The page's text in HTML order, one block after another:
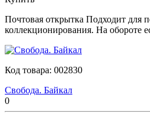
Почтовая открытка Подходит для
коллекционирования. На обороте
Код товара: 002830
Свобода. Байкал
0